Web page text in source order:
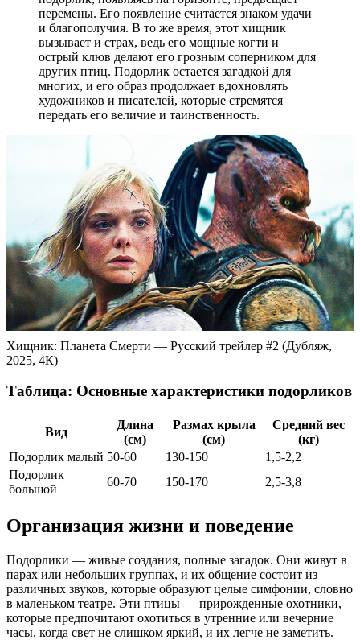
перемены. Его появление считается знаком удачи
и благополучия. В то же время, этот хищник
вызывает и страх, ведь его мощные когти и
острый клюв делают его грозным соперником для
других птиц. Подорлик остается загадкой для
многих, и его образ продолжает вдохновлять
художников и писателей, которые стремятся
передать его величие и таинственность.
Хищник: Планета Смерти — Русский трейлер #2 (Дубляж,
2025, 4К)
Таблица: Основные характеристики подорликов
Вид
Длина
(см)
Размах крыла
(см)
Средний вес
(кг)
Подорлик малый 50-60 130-150
1,5-2,2
Подорлик
большой
60-70 150-170 2,5-3,8
Организация жизни и поведение
Подорлики — живые создания, полные загадок. Они живут в
парах или небольших группах, и их общение состоит из
различных звуков, которые образуют целые симфонии, словно
в маленьком театре. Эти птицы — прирожденные охотники,
которые предпочитают охотиться в утренние или вечерние
часы, когда свет не слишком яркий, и их легче не заметить.